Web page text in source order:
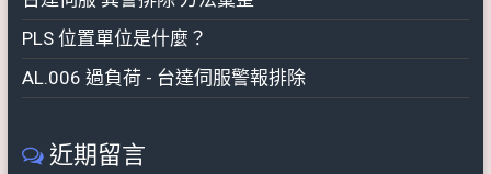
PLS 位置單位是什麼？
AL.006 過負荷 - 台達伺服警報排除
近期留言